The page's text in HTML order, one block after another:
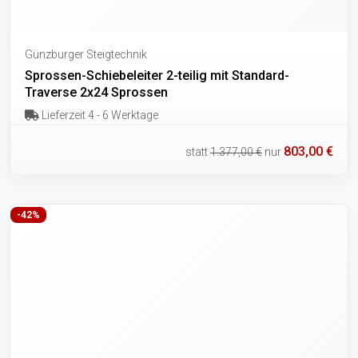
Günzburger Steigtechnik
Sprossen-Schiebeleiter 2-teilig mit Standard-
Traverse 2x24 Sprossen
Lieferzeit 4 - 6 Werktage
statt1.377,00 € nur 803,00 €
-42%